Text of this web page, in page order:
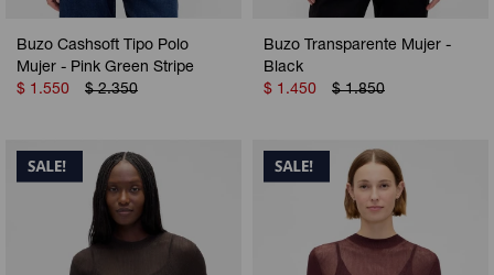
Buzo Cashsoft Tipo Polo
Mujer - Pink Green Stripe
$ 1.550 $ 2.350
Buzo Transparente Mujer -
Black
$ 1.450 $ 1.850